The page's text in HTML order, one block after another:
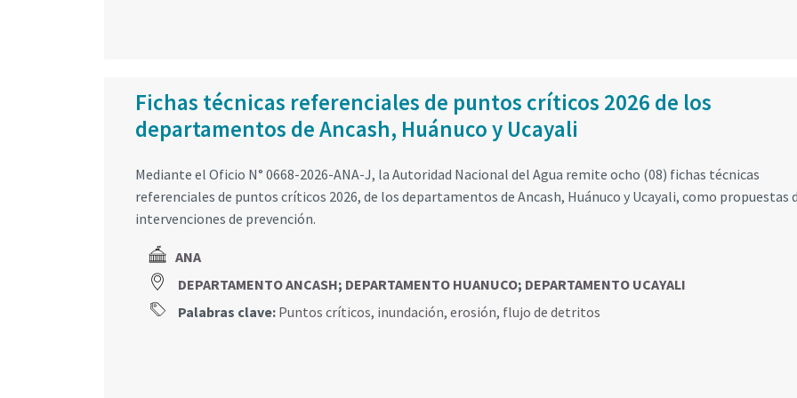
Fichas técnicas referenciales de puntos críticos 2026 de los
departamentos de Ancash, Huánuco y Ucayali
Mediante el Oficio N° 0668-2026-ANA-J, la Autoridad Nacional del Agua remite ocho (08) fichas técnicas
referenciales de puntos críticos 2026, de los departamentos de Ancash, Huánuco y Ucayali, como propuestas
intervenciones de prevención.
ANA
DEPARTAMENTO ANCASH; DEPARTAMENTO HUANUCO; DEPARTAMENTO UCAYALI
Palabras clave: Puntos críticos, inundación, erosión, flujo de detritos